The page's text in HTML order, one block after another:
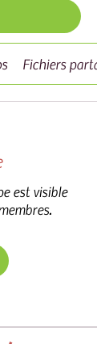
Fichiers
est visible